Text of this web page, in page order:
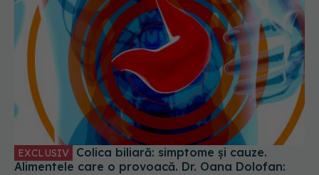
EXCLUSIV
Alimentele care o provoacă. Dr. Oana Dolofan:
Durerea iradiază în umăr sau în spate
18 aug 2025, 09:29